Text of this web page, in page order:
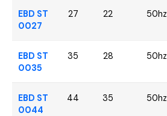
EBD ST
0027
27 22 50hz
EBD ST
0035
35 28 50hz
EBD ST
0044
44 35 50hz